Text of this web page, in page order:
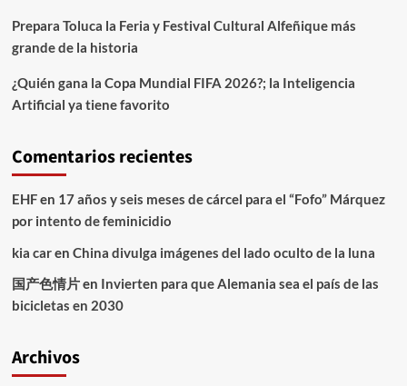
Prepara Toluca la Feria y Festival Cultural Alfeñique más
grande de la historia
¿Quién gana la Copa Mundial FIFA 2026?; la Inteligencia
Artificial ya tiene favorito
Comentarios recientes
EHFen 17 años y seis meses de cárcel para el “Fofo” Márquez
por intento de feminicidio
kia caren China divulga imágenes del lado oculto de la luna
国产色情片en Invierten para que Alemania sea el país de las
bicicletas en 2030
Archivos